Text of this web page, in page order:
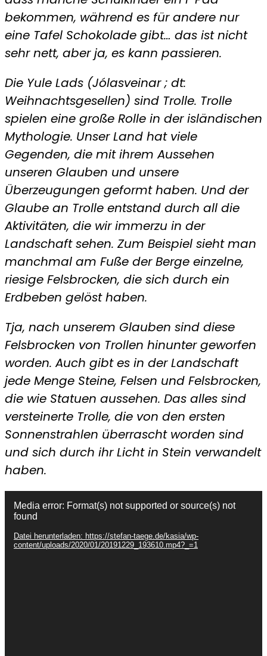
bekommen, während es für andere nur
eine Tafel Schokolade gibt… das ist nicht
sehr nett, aber ja, es kann passieren.
Die Yule Lads (Jólasveinar ; dt:
Weihnachtsgesellen) sind Trolle. Trolle
spielen eine große Rolle in der isländischen
Mythologie. Unser Land hat viele
Gegenden, die mit ihrem Aussehen
unseren Glauben und unsere
Überzeugungen geformt haben. Und der
Glaube an Trolle entstand durch all die
Aktivitäten, die wir immerzu in der
Landschaft sehen. Zum Beispiel sieht man
manchmal am Fuße der Berge einzelne,
riesige Felsbrocken, die sich durch ein
Erdbeben gelöst haben.
Tja, nach unserem Glauben sind diese
Felsbrocken von Trollen hinunter geworfen
worden. Auch gibt es in der Landschaft
jede Menge Steine, Felsen und Felsbrocken,
die wie Statuen aussehen. Das alles sind
versteinerte Trolle, die von den ersten
Sonnenstrahlen überrascht worden sind
und sich durch ihr Licht in Stein verwandelt
haben.
Video-
Player
Media error: Format(s) not supported or source(s) not
found
Datei herunterladen: https://stefan-taege.de/kasia/wp-
content/uploads/2020/01/20191229_193610.mp4?_=1